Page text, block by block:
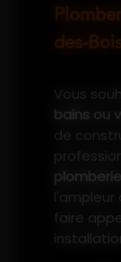
des-
Vous
bains ou
de
faire